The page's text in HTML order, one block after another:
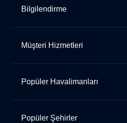
Bilgilendirme
Müşteri Hizmetleri
Popüler Havalimanları
Popüler Şehirler